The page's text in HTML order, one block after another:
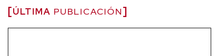
ÚLTIMA PUBLICACIÓN